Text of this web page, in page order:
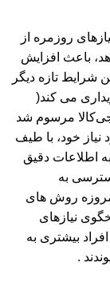
روزمره از
باعث افزایش
شرایط تازه دیگر
می کند(
مرسوم شد
نیاز خود، با طیف
اطلاعات دقیق
به
روش های
نیازهای
بیشتری به
.